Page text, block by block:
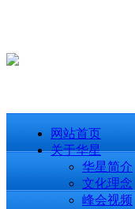
网站首页
关于华星
华星简介
文化理念
峰会视频